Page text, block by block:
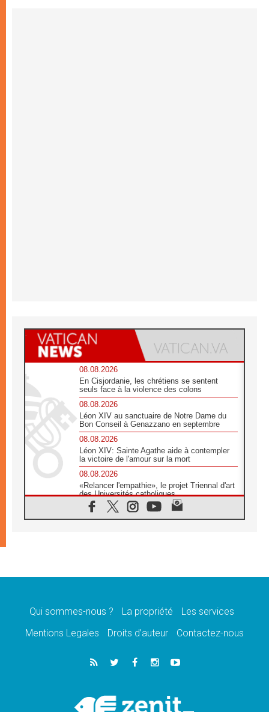
08.08.2026
En Cisjordanie, les chrétiens se sentent
seuls face à la violence des colons
08.08.2026
Léon XIV au sanctuaire de Notre Dame du
Bon Conseil à Genazzano en septembre
08.08.2026
Léon XIV: Sainte Agathe aide à contempler
la victoire de l'amour sur la mort
08.08.2026
«Relancer l'empathie», le projet Triennal d'art
des Universités catholiques
08.08.2026
Signis 2026, donner la parole aux religieuses
07.08.2026
07.08.2026
de l'Assomption et mémoire nationale
«La paix commence par l'empathie» estime
le cardinal Parolin
En Colombie, «la paix ne s'achète pas avec
une signature»
Qui sommes-nous ? La propriété
Les services
Mentions Legales
Droits d’auteur Contactez-nous